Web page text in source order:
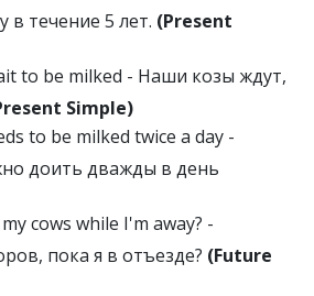
в течение 5 лет. (Present
to be milked - Наши козы ждут,
Simple)
to be milked twice a day -
доить дважды в день
cows while I'm away? -
пока я в отъезде? (Future